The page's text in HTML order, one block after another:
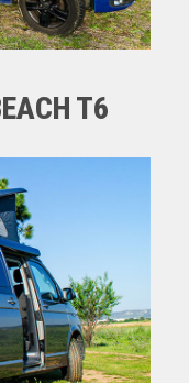
T6